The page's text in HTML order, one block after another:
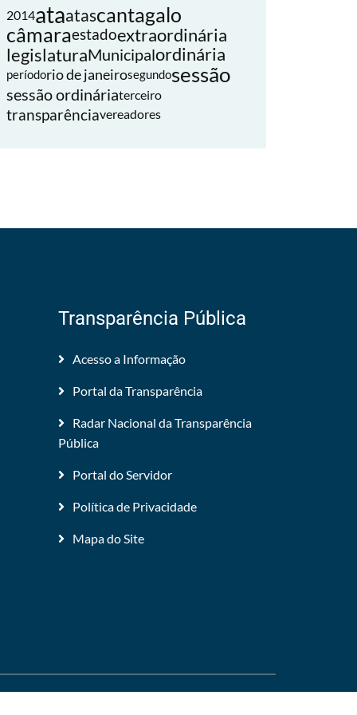
2014ataatascantagalo
câmaraestadoextraordinária
legislaturaMunicipalordinária
períodorio de janeirosegundosessão
sessão ordináriaterceiro
transparênciavereadores
Transparência Pública
Acesso a Informação
Portal da Transparência
Radar Nacional da Transparência
Pública
Portal do Servidor
Política de Privacidade
Mapa do Site